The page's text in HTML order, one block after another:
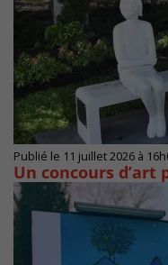
Publié le 11 juillet 2026 à
Un concours d’art